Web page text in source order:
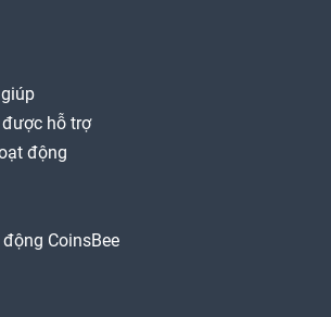
hỗ trợ
động
CoinsBee